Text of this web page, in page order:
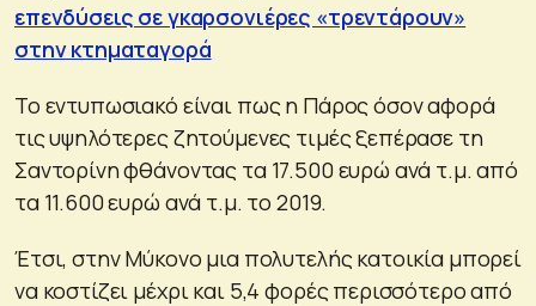
επενδύσεις σε γκαρσονιέρες «τρεντάρουν»
στην κτηματαγορά
Το εντυπωσιακό είναι πως η Πάρος όσον αφορά
τις υψηλότερες ζητούμενες τιμές ξεπέρασε τη
Σαντορίνη φθάνοντας τα 17.500 ευρώ ανά τ.μ. από
τα 11.600 ευρώ ανά τ.μ. το 2019.
Έτσι, στην Μύκονο μια πολυτελής κατοικία μπορεί
να κοστίζει μέχρι και 5,4 φορές περισσότερο από